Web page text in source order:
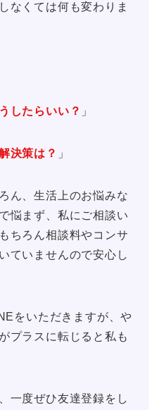
なくては何も変わりま
したらいい？ 」
決策は？ 」
ん、生活上のお悩みな
悩まず、私にご相談い
ちろん相談料やコンサ
ていませんので安心し
をいただきますが、や
プラスに転じると私も
一度ぜひ友達登録をし